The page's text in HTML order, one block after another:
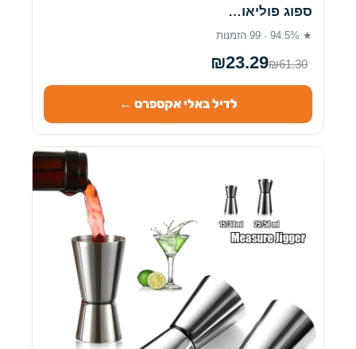
ספוג פוליאו…
★ 94.5% · 99 הזמנות
₪23.29₪61.30
לדיל באלי אקספרס ←